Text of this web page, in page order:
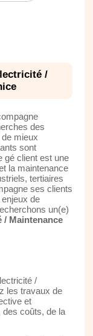
/
des
mieux
sont
gé client est une
la maintenance
tertiaires
ses clients
de
un(e)
/ Maintenance
/
les travaux de
et
coûts, de la